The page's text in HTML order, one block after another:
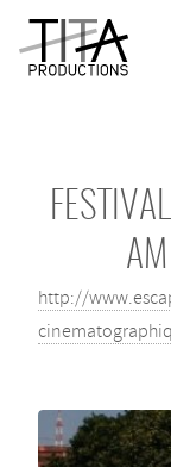
http://